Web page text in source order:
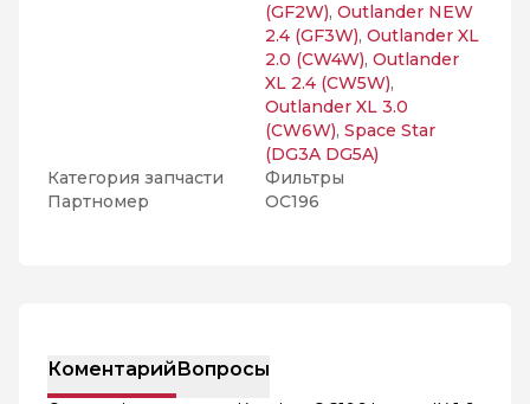
(GF2W), Outlander NEW
2.4 (GF3W), Outlander XL
2.0 (CW4W), Outlander
XL 2.4 (CW5W),
Outlander XL 3.0
(CW6W), Space Star
(DG3A DG5A)
Категория запчасти
Фильтры
Партномер
OC196
КоментарийВопросы